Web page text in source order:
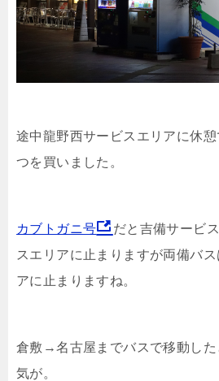
途中龍野西サービスエリアに休
つを買いました。
カブトガニ号
だと吉備サービ
スエリアに止まりますが両備バ
アに止まりますね。
倉敷→名古屋までバスで移動した
気が。